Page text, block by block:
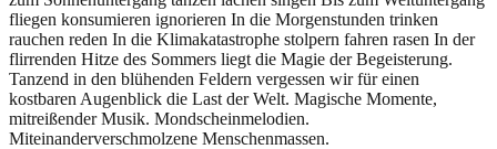
fliegen konsumieren ignorieren In die Morgenstunden trinken
rauchen reden In die Klimakatastrophe stolpern fahren rasen In der
flirrenden Hitze des Sommers liegt die Magie der Begeisterung.
Tanzend in den blühenden Feldern vergessen wir für einen
kostbaren Augenblick die Last der Welt. Magische Momente,
mitreißender Musik. Mondscheinmelodien.
Miteinanderverschmolzene Menschenmassen.